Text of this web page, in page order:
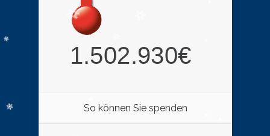
So können Sie spenden